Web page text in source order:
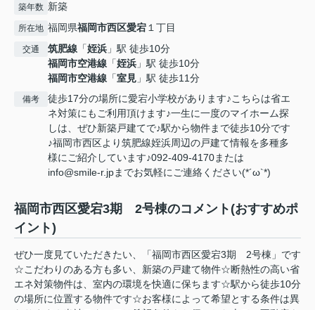
築年数 新築
所在地 福岡県福岡市西区愛宕１丁目
交通 筑肥線 「姪浜 」駅 徒歩10分
福岡市空港線 「姪浜 」駅 徒歩10分
福岡市空港線 「室見 」駅 徒歩11分
備考
徒歩17分の場所に愛宕小学校があります♪こちらは省エ
ネ対策にもご利用頂けます♪一生に一度のマイホーム探
しは、ぜひ新築戸建てで♪駅から物件まで徒歩10分です
♪福岡市西区より筑肥線姪浜周辺の戸建て情報を多種多
様にご紹介しています♪092-409-4170または
info@smile-r.jpまでお気軽にご連絡ください(*´ω`*)
福岡市西区愛宕3期 2号棟のコメント(おすすめポ
イント)
ぜひ一度見ていただきたい、「福岡市西区愛宕3期 2号棟」です
☆こだわりのある方も多い、新築の戸建て物件☆断熱性の高い省
エネ対策物件は、室内の環境を快適に保ちます☆駅から徒歩10分
の場所に位置する物件です☆お客様によって希望とする条件は異